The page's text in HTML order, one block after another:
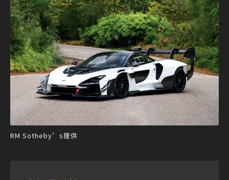
RM Sotheby’s提供